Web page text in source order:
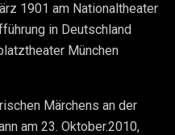
1901 am Nationaltheater
in Deutschland
München
Märchens an der
am 23. Oktober.2010,